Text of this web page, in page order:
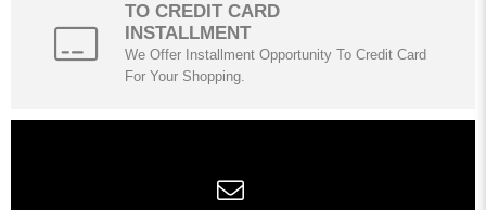
TO CREDIT CARD
INSTALLMENT
We Offer Installment Opportunity To Credit Card
For Your Shopping.